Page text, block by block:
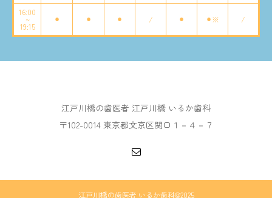
16:00
~
19:15
⚫︎ ⚫︎ ⚫︎ / ⚫︎ ⚫︎※ /
江戸川橋の歯医者 江戸川橋 いるか歯科
〒102-0014 東京都文京区関口１－４－７
江戸川橋の歯医者 いるか歯科@2025